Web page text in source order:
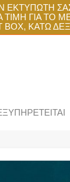
ΕΚΤΥΠΩΤΗ
ΓΙΑ ΤΟ
BOX, ΚΑΤΩ